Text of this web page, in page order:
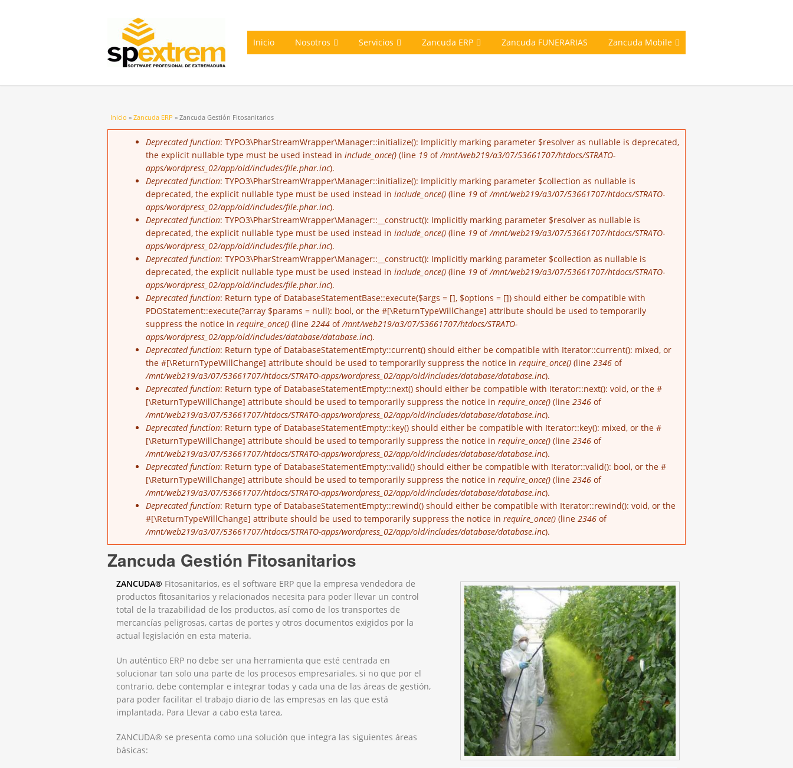
Inicio Nosotros Servicios Zancuda ERP Zancuda FUNERARIAS Zancuda Mobile
Usted está aquí
Inicio » Zancuda ERP » Zancuda Gestión Fitosanitarios
Mensaje de error
Deprecated function: TYPO3\PharStreamWrapper\Manager::initialize(): Implicitly marking parameter $resolver as nullable is deprecated,
the explicit nullable type must be used instead in include_once() (line 19 of/mnt/web219/a3/07/53661707/htdocs/STRATO-
apps/wordpress_02/app/old/includes/file.phar.inc).
Deprecated function: TYPO3\PharStreamWrapper\Manager::initialize(): Implicitly marking parameter $collection as nullable is
deprecated, the explicit nullable type must be used instead in include_once() (line 19 of/mnt/web219/a3/07/53661707/htdocs/STRATO-
apps/wordpress_02/app/old/includes/file.phar.inc).
Deprecated function: TYPO3\PharStreamWrapper\Manager::__construct(): Implicitly marking parameter $resolver as nullable is
deprecated, the explicit nullable type must be used instead in include_once() (line 19 of/mnt/web219/a3/07/53661707/htdocs/STRATO-
apps/wordpress_02/app/old/includes/file.phar.inc).
Deprecated function: TYPO3\PharStreamWrapper\Manager::__construct(): Implicitly marking parameter $collection as nullable is
deprecated, the explicit nullable type must be used instead in include_once() (line 19 of/mnt/web219/a3/07/53661707/htdocs/STRATO-
apps/wordpress_02/app/old/includes/file.phar.inc).
Deprecated function: Return type of DatabaseStatementBase::execute($args = [], $options = []) should either be compatible with
PDOStatement::execute(?array $params = null): bool, or the #[\ReturnTypeWillChange] attribute should be used to temporarily
suppress the notice in require_once() (line 2244 of/mnt/web219/a3/07/53661707/htdocs/STRATO-
apps/wordpress_02/app/old/includes/database/database.inc).
Deprecated function: Return type of DatabaseStatementEmpty::current() should either be compatible with Iterator::current(): mixed, or
the #[\ReturnTypeWillChange] attribute should be used to temporarily suppress the notice in require_once() (line 2346 of
/mnt/web219/a3/07/53661707/htdocs/STRATO-apps/wordpress_02/app/old/includes/database/database.inc).
Deprecated function: Return type of DatabaseStatementEmpty::next() should either be compatible with Iterator::next(): void, or the #
[\ReturnTypeWillChange] attribute should be used to temporarily suppress the notice in require_once() (line 2346 of
/mnt/web219/a3/07/53661707/htdocs/STRATO-apps/wordpress_02/app/old/includes/database/database.inc).
Deprecated function: Return type of DatabaseStatementEmpty::key() should either be compatible with Iterator::key(): mixed, or the #
[\ReturnTypeWillChange] attribute should be used to temporarily suppress the notice in require_once() (line 2346 of
/mnt/web219/a3/07/53661707/htdocs/STRATO-apps/wordpress_02/app/old/includes/database/database.inc).
Deprecated function: Return type of DatabaseStatementEmpty::valid() should either be compatible with Iterator::valid(): bool, or the #
[\ReturnTypeWillChange] attribute should be used to temporarily suppress the notice in require_once() (line 2346 of
/mnt/web219/a3/07/53661707/htdocs/STRATO-apps/wordpress_02/app/old/includes/database/database.inc).
Deprecated function: Return type of DatabaseStatementEmpty::rewind() should either be compatible with Iterator::rewind(): void, or the
#[\ReturnTypeWillChange] attribute should be used to temporarily suppress the notice in require_once() (line 2346 of
/mnt/web219/a3/07/53661707/htdocs/STRATO-apps/wordpress_02/app/old/includes/database/database.inc).
Zancuda Gestión Fitosanitarios
ZANCUDA® Fitosanitarios, es el software ERP que la empresa vendedora de
productos fitosanitarios y relacionados necesita para poder llevar un control
total de la trazabilidad de los productos, así como de los transportes de
mercancías peligrosas, cartas de portes y otros documentos exigidos por la
actual legislación en esta materia.
Un auténtico ERP no debe ser una herramienta que esté centrada en
solucionar tan solo una parte de los procesos empresariales, si no que por el
contrario, debe contemplar e integrar todas y cada una de las áreas de gestión,
para poder facilitar el trabajo diario de las empresas en las que está
implantada. Para Llevar a cabo esta tarea,
ZANCUDA® se presenta como una solución que integra las siguientes áreas
básicas: